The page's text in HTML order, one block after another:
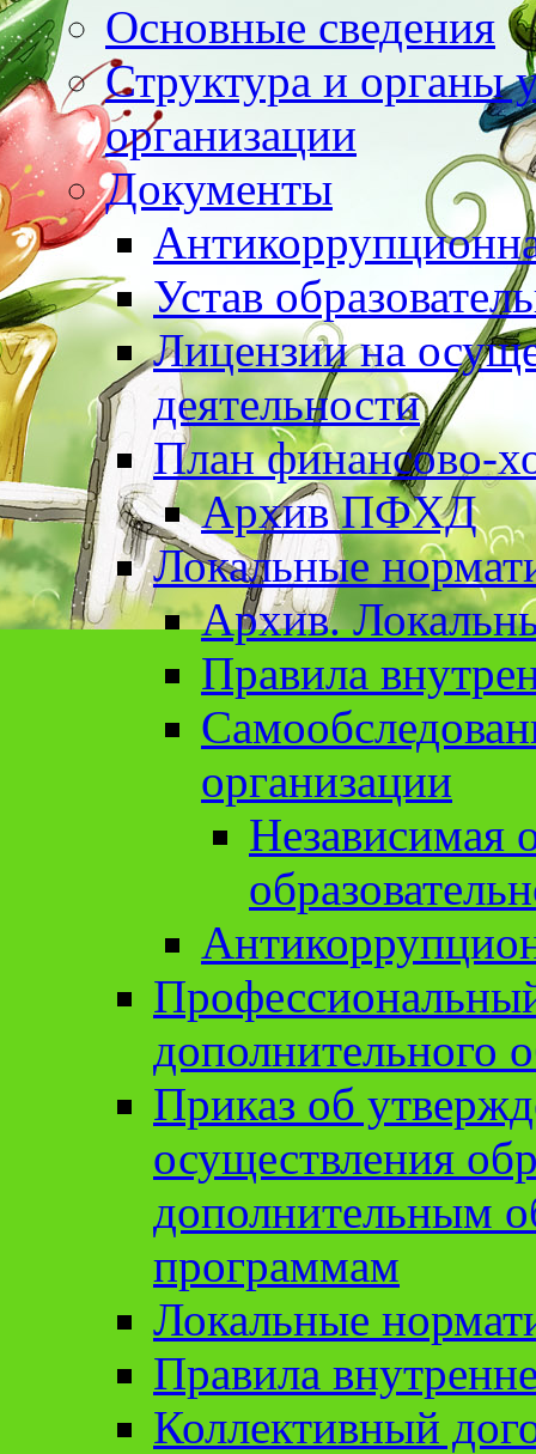
Основные сведения
Структура и органы
организации
Документы
Устав
Лицензии на
деятельности
План финансово-
Архив ПФХД
Локальные
Архив.
Правила
организации
Независимая
дополнительного
Приказ об
осуществления
дополнительным
программам
Локальные
Правила
Коллективный